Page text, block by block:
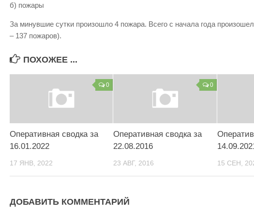
б) пожары
За минувшие сутки произошло 4 пожара. Всего с начала года
– 137 пожаров).
ПОХОЖЕЕ ...
0
Оперативная сводка за
16.01.2022
17 ЯНВ, 2022
0
Оперативная сводка за
22.08.2016
23 АВГ, 2016 15 СЕН,
ДОБАВИТЬ КОММЕНТАРИЙ